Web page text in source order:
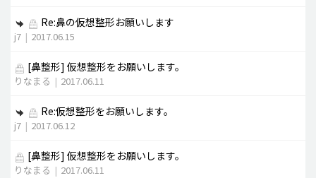
Re:鼻の仮想整形お願いします
j7 | 2017.06.15
[鼻整形] 仮想整形をお願いします。
りなまる | 2017.06.11
Re:仮想整形をお願いします。
j7 | 2017.06.12
[鼻整形] 仮想整形をお願いします。
りなまる | 2017.06.11